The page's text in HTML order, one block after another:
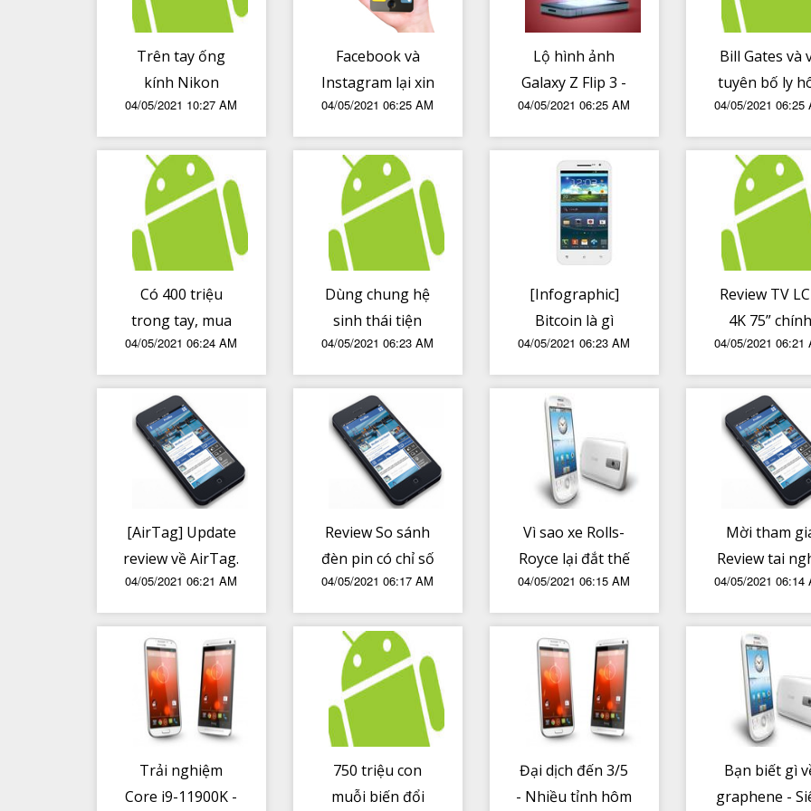
Trên tay ống
kính Nikon
NIKKOR Z 50mm
f/1.2 S - To,
nặng, hoàn
thiện tốt, bokeh
đẹp, lấy nét
04/05/2021 10:27 AM
Facebook và
Instagram lại xin
người dùng cho
thu thập dữ liệu
- 'Nhờ tính năng
này mà FB miễn
phí'
04/05/2021 06:25 AM
Lộ hình ảnh
Galaxy Z Flip 3 -
màn hình phụ
lớn hơn, mặt
lưng 2 tông màu
như Pixel
04/05/2021 06:25 AM
Bill Gates và
tuyên bố ly
04/05/2021 06:25
Có 400 triệu
trong tay, mua
Honda SH350i
2021 hay BMW C
400 GT
04/05/2021 06:24 AM
Dùng chung hệ
sinh thái tiện
như nào
04/05/2021 06:23 AM
[Infographic]
Bitcoin là gì
Blockchain là gì
Vì sao lại gọi là
đào Bitcoin
04/05/2021 06:23 AM
Review TV
4K 75” chính
hãng giá rẻ
thị trường
năm sử dụng
04/05/2021 06:21
[AirTag] Update
review về AirTag.
04/05/2021 06:21 AM
Review So sánh
đèn pin có chỉ số
hoàn màu cao và
thấp. CRI-90
luôn là ưu tiên
khi chọn đèn
pin...
04/05/2021 06:17 AM
Vì sao xe Rolls-
Royce lại đắt thế
04/05/2021 06:15 AM
Mời tham
Review tai
true
trúng nhiều
phần quà hấp
dẫn từ Audio
Tinhte
04/05/2021 06:14
Trải nghiệm
Core i9-11900K -
750 triệu con
muỗi biến đổi
Đại dịch đến 3/5
- Nhiều tỉnh hôm
Bạn biết gì
graphene -